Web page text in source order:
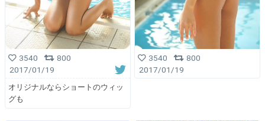
3540
800
2017/01/19
オリジナルならショートのウィッ
グも
3540
800
2017/01/19